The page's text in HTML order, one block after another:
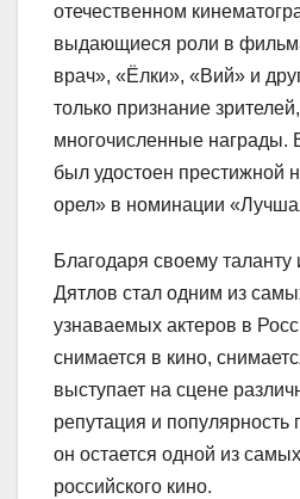
отечественном
выдающиеся роли в
врач», «Ёлки», «Вий» и
только признание
многочисленные награды.
был удостоен престижной
орел» в номинации
Благодаря своему таланту
Дятлов стал одним из
узнаваемых актеров в
снимается в кино,
выступает на сцене
репутация и
он остается одной из
российского кино.